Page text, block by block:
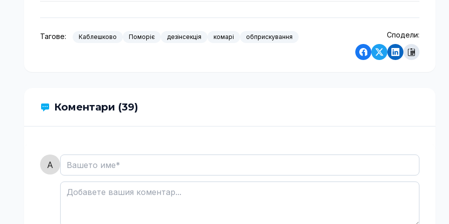
Тагове: Каблешково Поморіє дезінсекція комарі обприскування Сподели:
Коментари (39)